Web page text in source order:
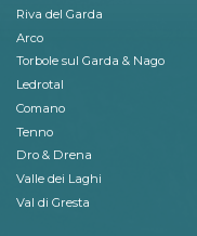
Riva del Garda
Arco
Torbole sul Garda & Nago
Ledrotal
Comano
Tenno
Dro & Drena
Valle dei Laghi
Val di Gresta